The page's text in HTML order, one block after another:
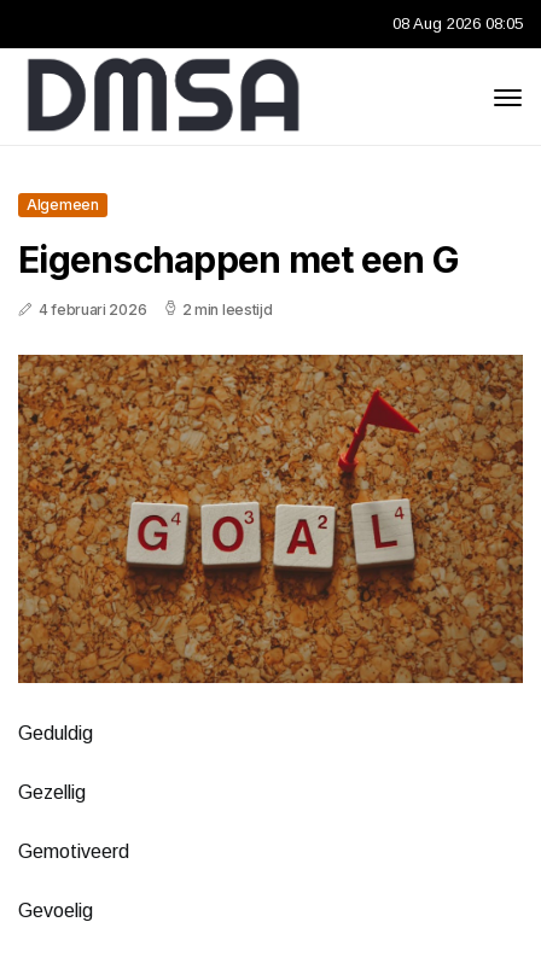
08 Aug 2026 08:05
Algemeen
Eigenschappen met een G
4 februari 2026 2 min leestijd
Geduldig
Gezellig
Gemotiveerd
Gevoelig